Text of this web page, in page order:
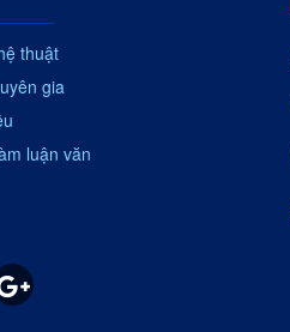
thuật
gia
luận văn